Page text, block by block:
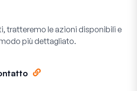
tratteremo le azioni disponibili e
più dettagliato.